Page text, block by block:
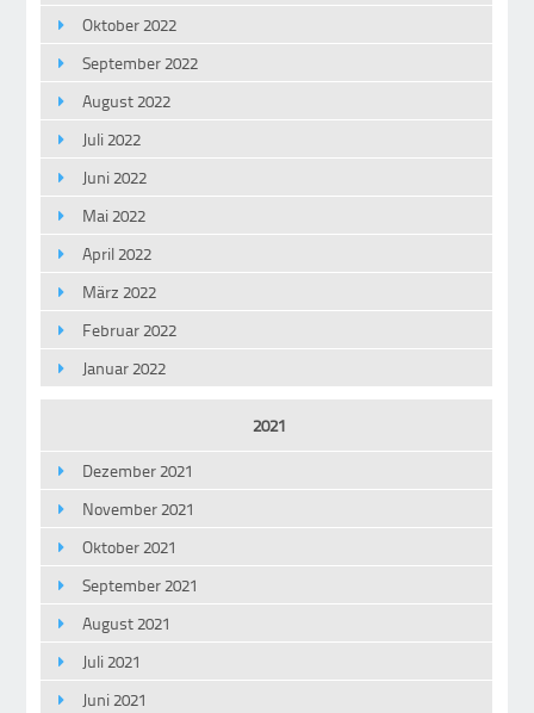
Oktober 2022
September 2022
August 2022
Juli 2022
Juni 2022
Mai 2022
April 2022
März 2022
Februar 2022
Januar 2022
2021
Dezember 2021
November 2021
Oktober 2021
September 2021
August 2021
Juli 2021
Juni 2021